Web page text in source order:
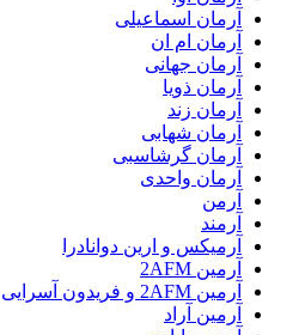
آرمان اسماعیلی
آرمان ام ان
آرمان جهانی
آرمان ذویا
آرمان زند
آرمان شهابی
آرمان گرشاسبی
آرمان واحدی
آرمن
آرمند
آرمیکس و ارین دوانادرا
آرمین 2AFM
آرمین 2AFM و فریدون آسرایی
آرمین آراد